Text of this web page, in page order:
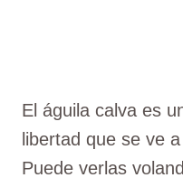
El águila calva es
libertad que se ve
Puede verlas